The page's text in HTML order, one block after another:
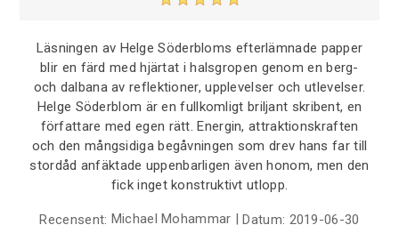
Läsningen av Helge Söderbloms efterlämnade papper
blir en färd med hjärtat i halsgropen genom en berg-
och dalbana av reflektioner, upplevelser och utlevelser.
Helge Söderblom är en fullkomligt briljant skribent, en
författare med egen rätt. Energin, attraktionskraften
och den mångsidiga begåvningen som drev hans far till
stordåd anfäktade uppenbarligen även honom, men den
fick inget konstruktivt utlopp.
Recensent: Michael Mohammar Datum: 2019-06-30